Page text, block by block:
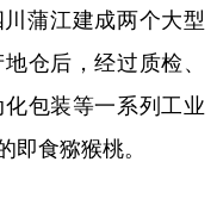
蒲江建成两个大型
仓后，经过质检、
包装等一系列工业
食猕猴桃。